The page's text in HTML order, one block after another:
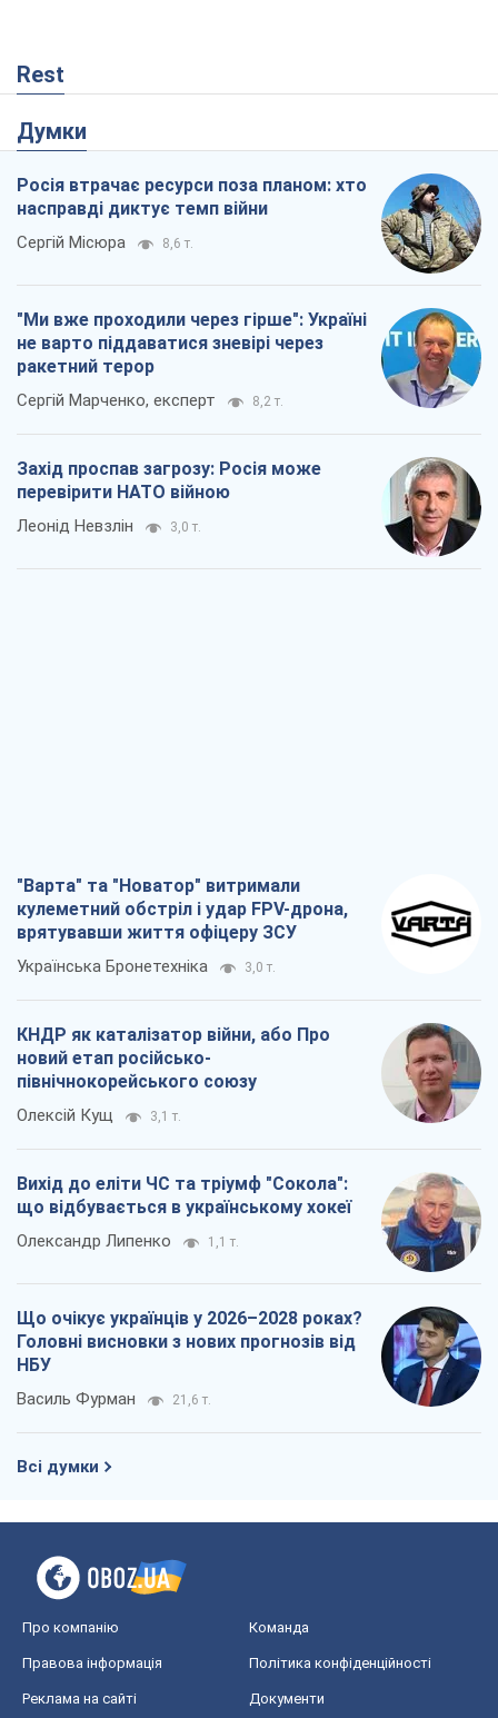
Rest
Думки
Росія втрачає ресурси поза планом: хто
насправді диктує темп війни
Сергій Місюра 8,6 т.
"Ми вже проходили через гірше": Україні
не варто піддаватися зневірі через
ракетний терор
Сергій Марченко, експерт 8,2 т.
Захід проспав загрозу: Росія може
перевірити НАТО війною
Леонід Невзлін 3,0 т.
"Варта" та "Новатор" витримали
кулеметний обстріл і удар FPV-дрона,
врятувавши життя офіцеру ЗСУ
Українська Бронетехніка 3,0 т.
КНДР як каталізатор війни, або Про
новий етап російсько-
північнокорейського союзу
Олексій Кущ 3,1 т.
Вихід до еліти ЧС та тріумф "Сокола":
що відбувається в українському хокеї
Олександр Липенко 1,1 т.
Що очікує українців у 2026–2028 роках?
Головні висновки з нових прогнозів від
НБУ
Василь Фурман 21,6 т.
Всі думки
Про компанію Команда
Правова інформація Політика конфіденційності
Реклама на сайті Документи